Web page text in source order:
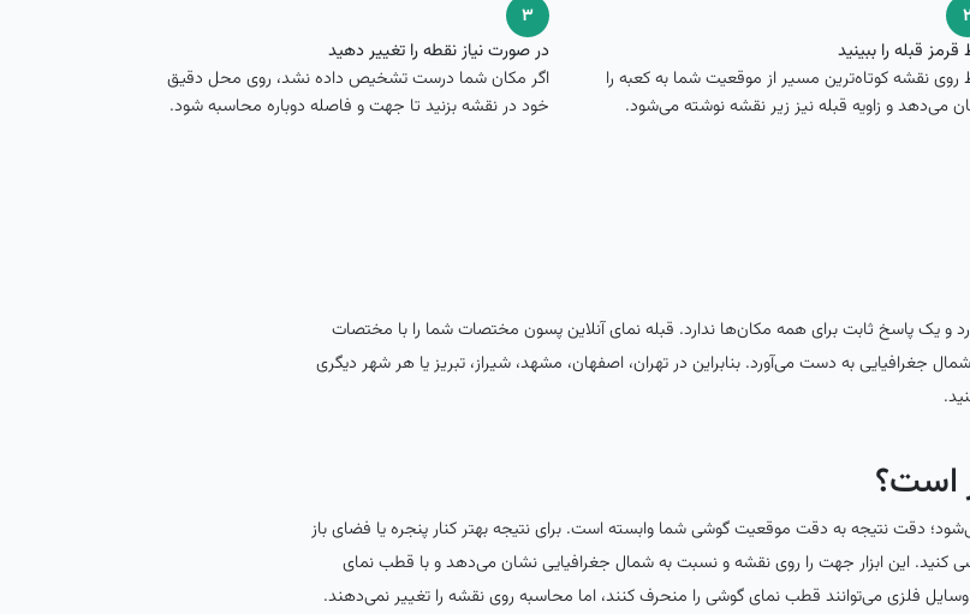
قبله را ببینید
نقشه کوتاه‌ترین مسیر از موقعیت شما به کعبه را
می‌دهد و زاویه قبله نیز زیر نقشه نوشته می‌شود.
۳
در صورت نیاز نقطه را تغییر دهید
اگر مکان شما درست تشخیص داده نشد، روی محل دقیق
خود در نقشه بزنید تا جهت و فاصله دوباره محاسبه شود.
یک پاسخ ثابت برای همه مکان‌ها ندارد. قبله نمای آنلاین پسون مختصات شما را با مختصات
جغرافیایی به دست می‌آورد. بنابراین در تهران، اصفهان، مشهد، شیراز، تبریز یا هر شهر دیگری
است؟
دقت نتیجه به دقت موقعیت گوشی شما وابسته است. برای نتیجه بهتر کنار پنجره یا فضای باز
کنید. این ابزار جهت را روی نقشه و نسبت به شمال جغرافیایی نشان می‌دهد و با قطب نمای
فلزی می‌توانند قطب نمای گوشی را منحرف کنند، اما محاسبه روی نقشه را تغییر نمی‌دهند.